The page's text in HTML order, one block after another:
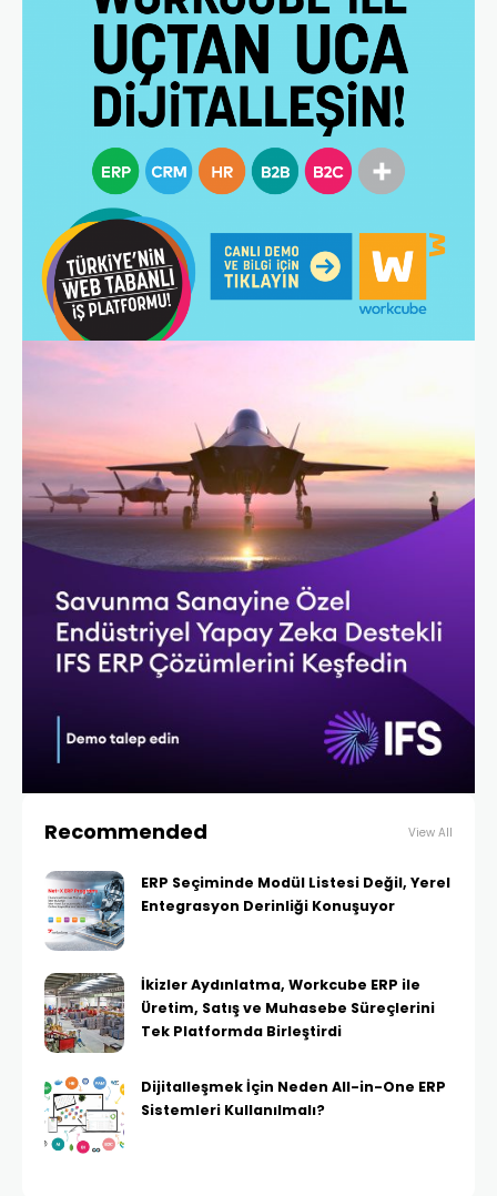
Recommended View All
ERP Seçiminde Modül Listesi Değil, Yerel
Entegrasyon Derinliği Konuşuyor
İkizler Aydınlatma, Workcube ERP ile
Üretim, Satış ve Muhasebe Süreçlerini
Tek Platformda Birleştirdi
Dijitalleşmek İçin Neden All-in-One ERP
Sistemleri Kullanılmalı?